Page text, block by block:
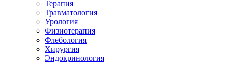
Терапия
Травматология
Урология
Физиотерапия
Флебология
Хирургия
Эндокринология